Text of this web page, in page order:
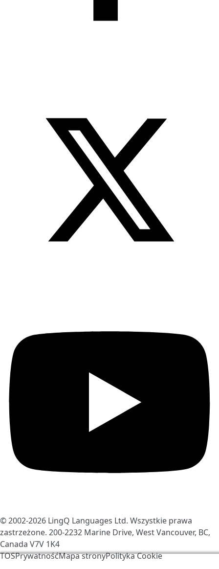
Używamy ciasteczek, aby ulepszyć LingQ. Odwiedzając
© 2002-2026 LingQ Languages Ltd. Wszystkie prawa
zastrzeżone. 200-2232 Marine Drive, West Vancouver, BC,
Canada V7V 1K4
TOSPrywatnośćMapa stronyPolityka Cookie